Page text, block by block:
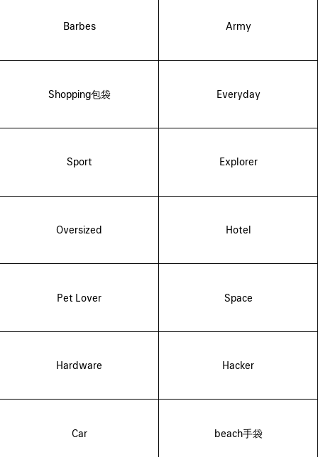
Barbes Army
Shopping包袋 Everyday
Sport Explorer
Oversized Hotel
Pet Lover Space
Hardware Hacker
Car beach手袋